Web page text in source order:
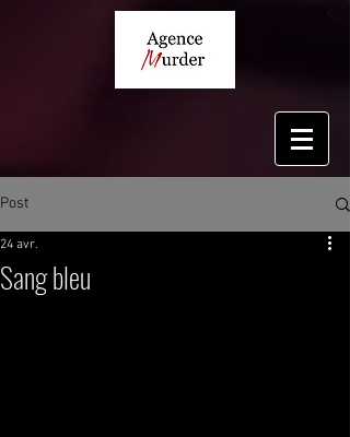
Post
Sang bleu
24 avr.